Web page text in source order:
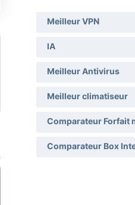
Meilleur VPN
IA
Meilleur Antivirus
Meilleur climatiseur
Comparateur Forfait
Comparateur Box